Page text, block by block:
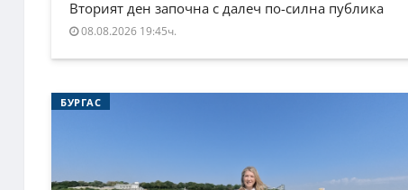
Вторият ден започна с далеч по-силна публика
08.08.2026 19:45ч.
БУРГАС